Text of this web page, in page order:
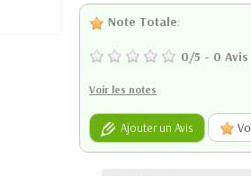
Note Totale:
0/5 - 0 Avis
Voir les notes
Ajouter un Avis